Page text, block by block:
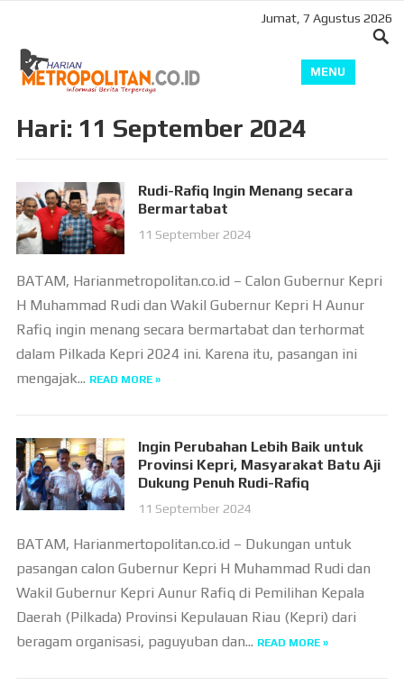
Jumat, 7 Agustus 2026
MENU
Hari: 11 September 2024
Rudi-Rafiq Ingin Menang secara
Bermartabat
11 September 2024
BATAM, Harianmetropolitan.co.id – Calon Gubernur Kepri
H Muhammad Rudi dan Wakil Gubernur Kepri H Aunur
Rafiq ingin menang secara bermartabat dan terhormat
dalam Pilkada Kepri 2024 ini. Karena itu, pasangan ini
mengajak... READ MORE »
Ingin Perubahan Lebih Baik untuk
Provinsi Kepri, Masyarakat Batu Aji
Dukung Penuh Rudi-Rafiq
11 September 2024
BATAM, Harianmertopolitan.co.id – Dukungan untuk
pasangan calon Gubernur Kepri H Muhammad Rudi dan
Wakil Gubernur Kepri Aunur Rafiq di Pemilihan Kepala
Daerah (Pilkada) Provinsi Kepulauan Riau (Kepri) dari
beragam organisasi, paguyuban dan... READ MORE »